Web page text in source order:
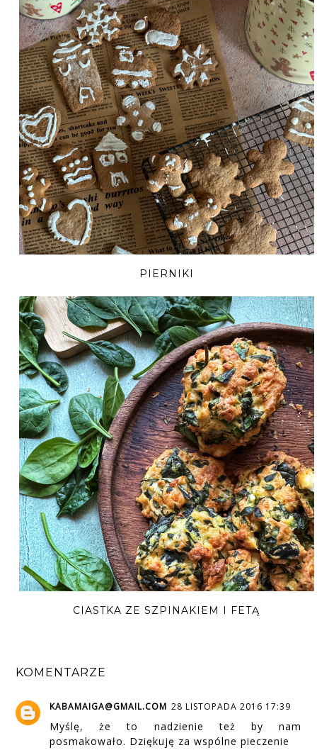
PIERNIKI
CIASTKA ZE SZPINAKIEM I FETĄ
KOMENTARZE
KABAMAIGA@GMAIL.COM 28 LISTOPADA 2016 17:39
Myślę, że to nadzienie też by nam
posmakowało. Dziękuję za wspólne pieczenie